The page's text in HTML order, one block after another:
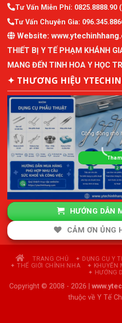
Tư Vấn Miễn Phí: 0825.8888.90
Tư Vấn Chuyên Gia:
Website:
THIẾT BỊ Y TẾ PHẠM KHÁNH
MANG ĐẾN TINH HOA Y HỌC
✦ THƯƠNG HIỆU
Cộng đồng mô
HƯỚNG DẪN
CẢM ƠN ỦNG
TRANG CHỦ ✦ DỤNG CỤ Y
✦ THẾ GIỚI CHỈNH NHA
✦ KHUYẾN
✦ HƯỚNG
Copyright © 2008 - 2026 |
thuộc về Y Tế